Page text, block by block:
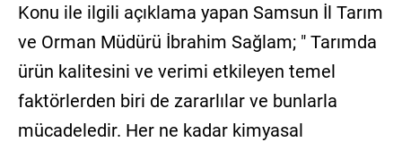
Sözleşmesi
Konu ile ilgili açıklama yapan Samsun İl Tarım
ve Orman Müdürü İbrahim Sağlam; " Tarımda
ürün kalitesini ve verimi etkileyen temel
faktörlerden biri de zararlılar ve bunlarla
mücadeledir. Her ne kadar kimyasal